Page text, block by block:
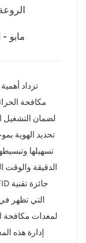
مابو -
تزداد
مكافحة
لضمان التشغيل
تسهيلها
الدقيقة
التي تظهر
إدارة هذه